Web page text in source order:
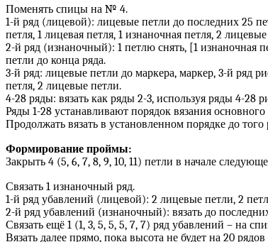
Поменять спицы на № 4.
1-й ряд (лицевой): лицевые петли до последних 25
петля, 1 лицевая петля, 1 изнаночная петля, 2
2-й ряд (изнаночный): 1 петлю снять, [1 изнаночная
петли до конца ряда.
3-й ряд: лицевые петли до маркера, маркер, 3-й ряд
петля, 2 лицевые петли.
4-28 ряды: вязать как ряды 2-3, используя ряды 4-28
Ряды 1-28 устанавливают порядок вязания основного
Продолжать вязать в установленном порядке до
Формирование проймы:
Закрыть 4 (5, 6, 7, 8, 9, 10, 11) петли в начале
Связать 1 изнаночный ряд.
1-й ряд убавлений (лицевой): 2 лицевые петли, 2
2-й ряд убавлений (изнаночный): вязать до
Связать ещё 1 (1, 3, 5, 5, 5, 7, 7) ряд убавлений – на
Вязать далее прямо, пока высота не будет на 20